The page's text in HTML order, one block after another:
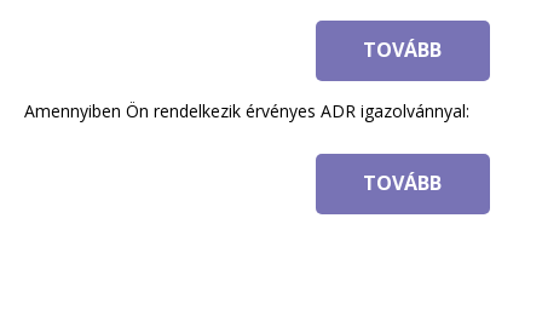
TOVÁBB
Amennyiben Ön rendelkezik érvényes ADR igazolvánnyal:
TOVÁBB